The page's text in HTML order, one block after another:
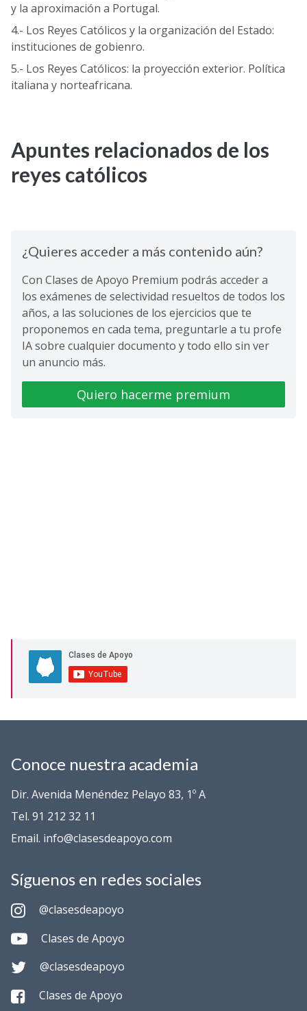
y la aproximación a Portugal.
4.- Los Reyes Católicos y la organización del Estado:
instituciones de gobienro.
5.- Los Reyes Católicos: la proyección exterior. Política
italiana y norteafricana.
Apuntes relacionados de los
reyes católicos
¿Quieres acceder a más contenido aún?
Con Clases de Apoyo Premium podrás acceder a
los exámenes de selectividad resueltos de todos los
años, a las soluciones de los ejercicios que te
proponemos en cada tema, preguntarle a tu profe
IA sobre cualquier documento y todo ello sin ver
un anuncio más.
Quiero hacerme premium
Conoce nuestra academia
Dir. Avenida Menéndez Pelayo 83, 1º A
Tel. 91 212 32 11
Email. info@clasesdeapoyo.com
Síguenos en redes sociales
@clasesdeapoyo
Clases de Apoyo
@clasesdeapoyo
Clases de Apoyo